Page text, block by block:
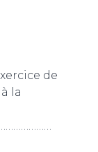
de
la